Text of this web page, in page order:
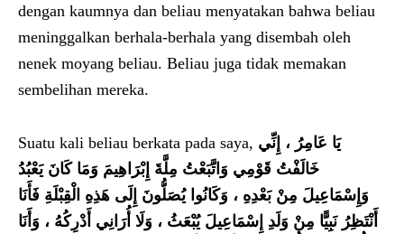
dengan kaumnya dan beliau menyatakan bahwa beliau
meninggalkan berhala-berhala yang disembah oleh
nenek moyang beliau. Beliau juga tidak memakan
sembelihan mereka.
Suatu kali beliau berkata pada saya, يَا عَامِرُ ، إِنِّي
خَالَفْتُ قَوْمِي وَاتَّبَعْتُ مِلَّةَ إِبْرَاهِيمَ وَمَا كَانَ يَعْبُدُ
وَإِسْمَاعِيلَ مِنْ بَعْدِهِ ، وَكَانُوا يُصَلُّونَ إِلَى هَذِهِ الْقِبْلَةِ فَأَنَا
أَنْتَظِرُ نَبِيًّا مِنْ وَلَدِ إِسْمَاعِيلَ يُبْعَثُ ، وَلَا أُرَانِي أَدْرِكُهُ ، وَأَنَا